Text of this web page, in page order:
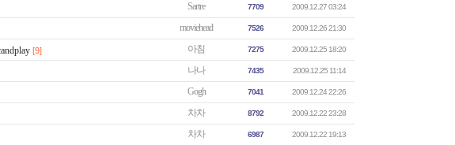
Sartre 7709 2009.12.27 03:24
moviehead 7526 2009.12.26 21:30
[9] 아침 7275 2009.12.25 18:20
나나 7435 2009.12.25 11:14
Gogh 7041 2009.12.24 22:26
차차 8792 2009.12.22 23:28
차차 6987 2009.12.22 19:13